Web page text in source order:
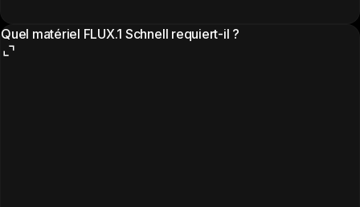
Quel matériel FLUX.1 Schnell requiert-il ?